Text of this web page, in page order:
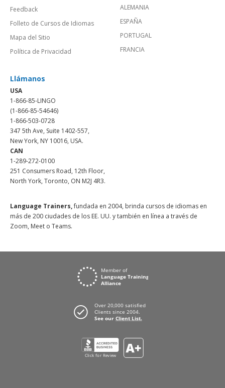
Feedback
Folleto de Cursos de Idiomas
Mapa del Sitio
Política de Privacidad
ALEMANIA
ESPAÑA
PORTUGAL
FRANCIA
Llámanos
USA
1-866-85-LINGO
(1-866-85-54646)
1-866-503-0728
347 5th Ave, Suite 1402-557,
New York, NY 10016, USA.
CAN
1-289-272-0100
251 Consumers Road, 12th Floor,
North York, Toronto, ON M2J 4R3.
Language Trainers,fundada en 2004, brinda cursos de idiomas en
más de 200 ciudades de los EE. UU. y también en línea a través de
Zoom, Meet o Teams.